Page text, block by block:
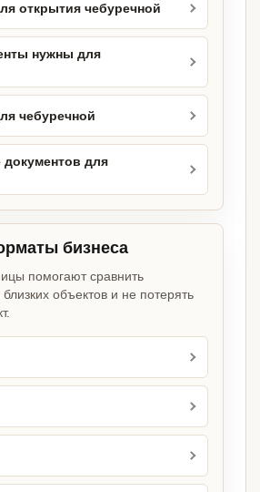
открытия чебуречной
нужны для
чебуречной
для
бизнеса
помогают сравнить
объектов и не потерять